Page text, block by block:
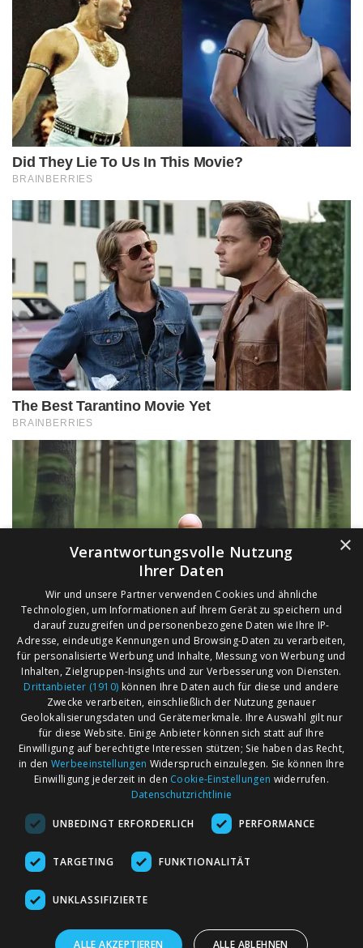
AGB
Impressum
Kontakt
Märkte nach Bundesländern
Märkte nach PLZ
Märkte nach Umkreis
Flohmarkt
×
Verantwortungsvolle Nutzung
Ihrer Daten
Wir und unsere Partner verwenden Cookies und ähnliche
Technologien, um Informationen auf Ihrem Gerät zu speichern und
darauf zuzugreifen und personenbezogene Daten wie Ihre IP-
Adresse, eindeutige Kennungen und Browsing-Daten zu verarbeiten,
für personalisierte Werbung und Inhalte, Messung von Werbung und
Inhalten, Zielgruppen-Insights und zur Verbesserung von Diensten.
Drittanbieter (1910) können Ihre Daten auch für diese und andere
Zwecke verarbeiten, einschließlich der Nutzung genauer
Geolokalisierungsdaten und Gerätemerkmale. Ihre Auswahl gilt nur
für diese Website. Einige Anbieter können sich statt auf Ihre
Einwilligung auf berechtigte Interessen stützen; Sie haben das Recht,
in den Werbeeinstellungen Widerspruch einzulegen. Sie können Ihre
Einwilligung jederzeit in den Cookie-Einstellungen widerrufen.
Datenschutzrichtlinie
UNBEDINGT ERFORDERLICH PERFORMANCE
TARGETING FUNKTIONALITÄT
UNKLASSIFIZIERTE
ALLE AKZEPTIEREN ALLE ABLEHNEN